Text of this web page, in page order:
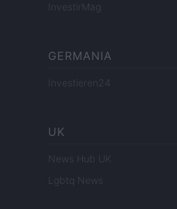
InvestirMag
GERMANIA
Investieren24
UK
News Hub UK
Lgbtq News